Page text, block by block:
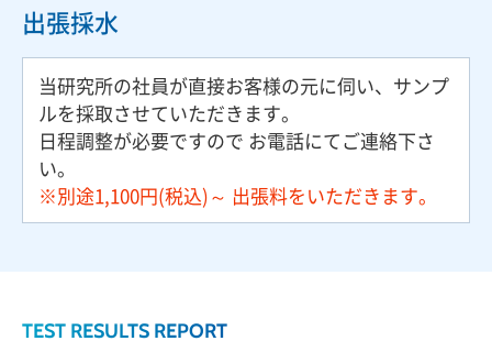
出張採水
当研究所の社員が直接お客様の元に伺い、サンプ
ルを採取させていただきます。
日程調整が必要ですので お電話にてご連絡下さ
い。
※別途1,100円(税込)～ 出張料をいただきます。
TEST RESULTS REPORT